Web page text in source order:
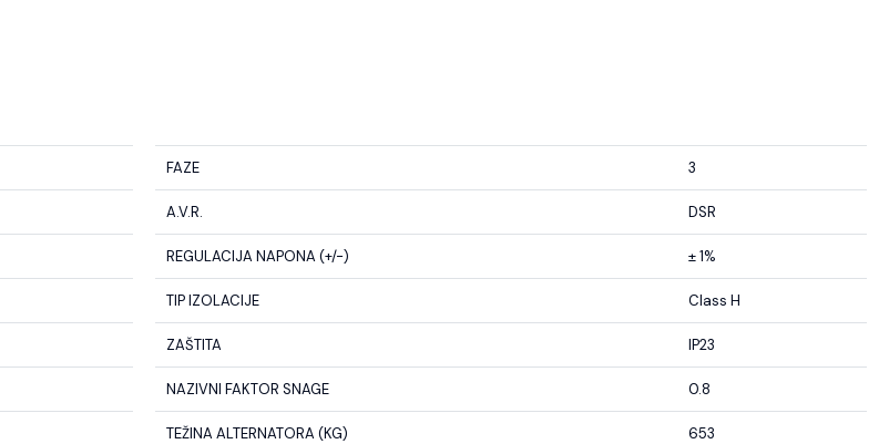
FAZE 3
A.V.R. DSR
REGULACIJA NAPONA (+/-) ± 1%
TIP IZOLACIJE Class H
ZAŠTITA IP23
NAZIVNI FAKTOR SNAGE 0.8
TEŽINA ALTERNATORA (KG) 653